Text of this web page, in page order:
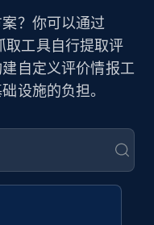
？你可以通过
取工具自行提取评
自定义评价情报工
设施的负担。